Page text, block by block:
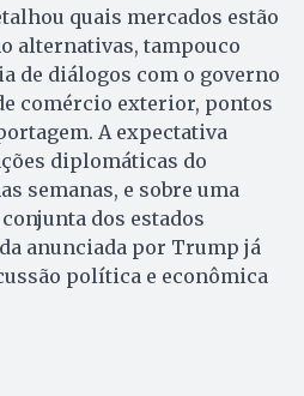
quais mercados estão
alternativas, tampouco
de diálogos com o governo
comércio exterior, pontos
A expectativa
diplomáticas do
semanas, e sobre uma
dos estados
anunciada por Trump já
política e econômica